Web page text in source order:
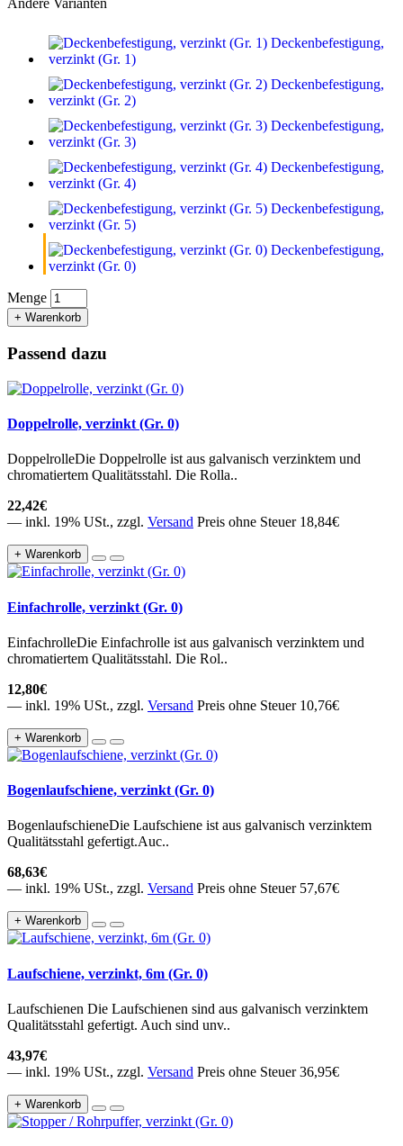
Andere Varianten
Deckenbefestigung,
verzinkt (Gr. 1)
Deckenbefestigung,
verzinkt (Gr. 2)
Deckenbefestigung,
verzinkt (Gr. 3)
Deckenbefestigung,
verzinkt (Gr. 4)
Deckenbefestigung,
verzinkt (Gr. 5)
Deckenbefestigung,
verzinkt (Gr. 0)
Menge
+ Warenkorb
Passend dazu
Doppelrolle, verzinkt (Gr. 0)
DoppelrolleDie Doppelrolle ist aus galvanisch verzinktem und
chromatiertem Qualitätsstahl. Die Rolla..
22,42€
— inkl. 19% USt., zzgl. Versand Preis ohne Steuer 18,84€
+ Warenkorb
Einfachrolle, verzinkt (Gr. 0)
EinfachrolleDie Einfachrolle ist aus galvanisch verzinktem und
chromatiertem Qualitätsstahl. Die Rol..
12,80€
— inkl. 19% USt., zzgl. Versand Preis ohne Steuer 10,76€
+ Warenkorb
Bogenlaufschiene, verzinkt (Gr. 0)
BogenlaufschieneDie Laufschiene ist aus galvanisch verzinktem
Qualitätsstahl gefertigt.Auc..
68,63€
— inkl. 19% USt., zzgl. Versand Preis ohne Steuer 57,67€
+ Warenkorb
Laufschiene, verzinkt, 6m (Gr. 0)
Laufschienen Die Laufschienen sind aus galvanisch verzinktem
Qualitätsstahl gefertigt. Auch sind unv..
43,97€
— inkl. 19% USt., zzgl. Versand Preis ohne Steuer 36,95€
+ Warenkorb